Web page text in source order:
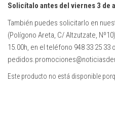
Solicítalo antes del viernes 3 de
También puedes solicitarlo en
(Polígono Areta, C/ Altzutzate,
15.00h, en el teléfono 948 33 25 33
Este producto no está disponible